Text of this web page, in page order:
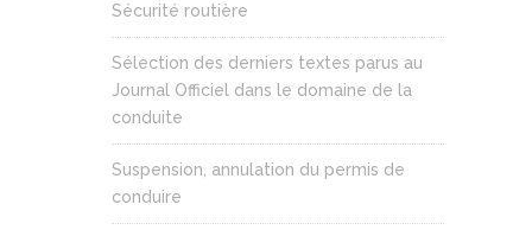
Sécurité routière
Sélection des derniers textes parus au
Journal Officiel dans le domaine de la
conduite
Suspension, annulation du permis de
conduire